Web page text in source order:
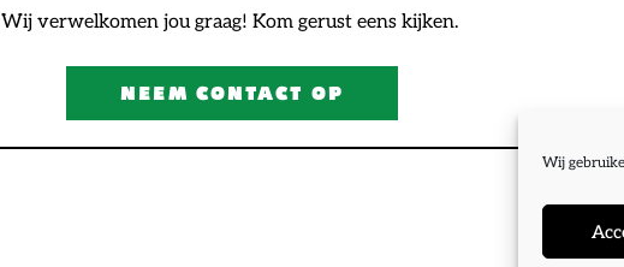
Wij
Wij verwelkomen jou graag! Kom gerust eens kijken.
NEEM CONTACT OP